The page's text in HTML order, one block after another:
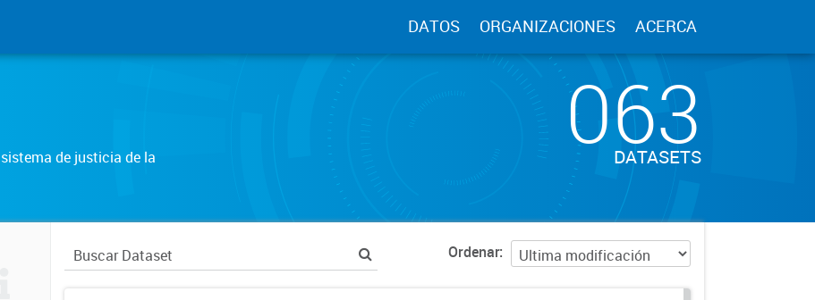
DATOS ORGANIZACIONES ACERCA
de justicia de la
063
DATASETS
Ordenar